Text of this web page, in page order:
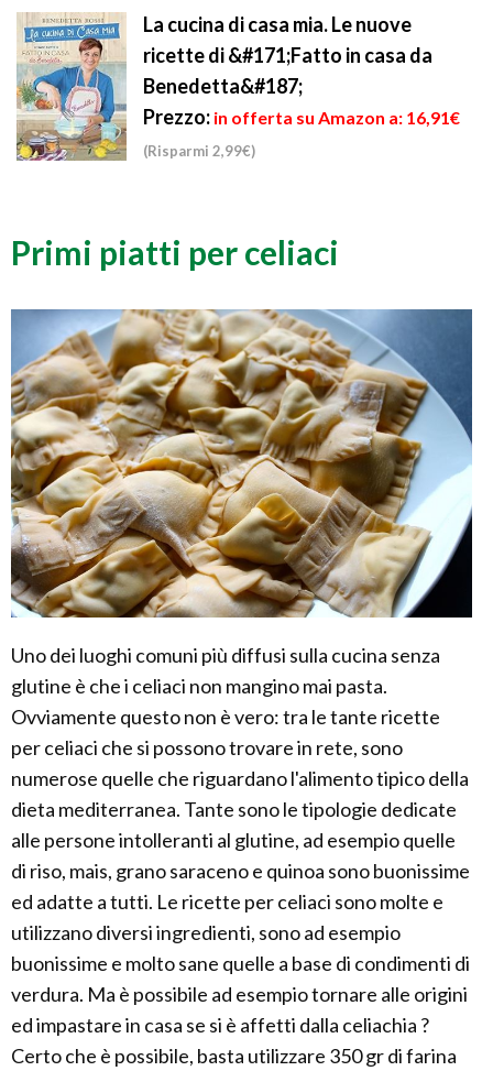
La cucina di casa mia. Le nuove
ricette di &#171;Fatto in casa da
Benedetta&#187;
Prezzo: in offerta su Amazon a: 16,91€
(Risparmi 2,99€)
Primi piatti per celiaci
Uno dei luoghi comuni più diffusi sulla cucina senza
glutine è che i celiaci non mangino mai pasta.
Ovviamente questo non è vero: tra le tante ricette
per celiaci che si possono trovare in rete, sono
numerose quelle che riguardano l'alimento tipico della
dieta mediterranea. Tante sono le tipologie dedicate
alle persone intolleranti al glutine, ad esempio quelle
di riso, mais, grano saraceno e quinoa sono buonissime
ed adatte a tutti. Le ricette per celiaci sono molte e
utilizzano diversi ingredienti, sono ad esempio
buonissime e molto sane quelle a base di condimenti di
verdura. Ma è possibile ad esempio tornare alle origini
ed impastare in casa se si è affetti dalla celiachia ?
Certo che è possibile, basta utilizzare 350 gr di farina